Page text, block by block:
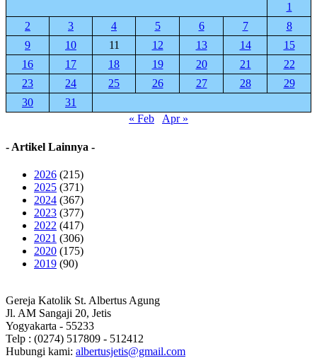
1
2
3 4 5 6 7
8
9
10 11 12 13 14
15
16
17 18 19 20 21
22
23
24 25 26 27 28
29
30
31
« Feb
Apr »
- Artikel Lainnya -
2026 (215)
2025 (371)
2024 (367)
2023 (377)
2022 (417)
2021 (306)
2020 (175)
2019 (90)
Gereja Katolik St. Albertus Agung
Jl. AM Sangaji 20, Jetis
Yogyakarta - 55233
Telp : (0274) 517809 - 512412
Hubungi kami: albertusjetis@gmail.com